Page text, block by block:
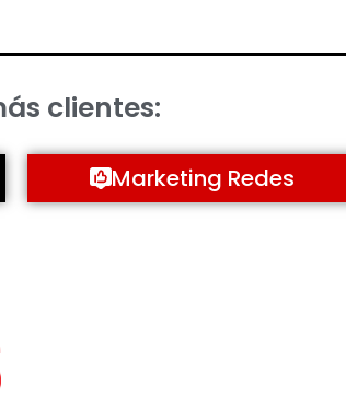
clientes:
Marketing Redes